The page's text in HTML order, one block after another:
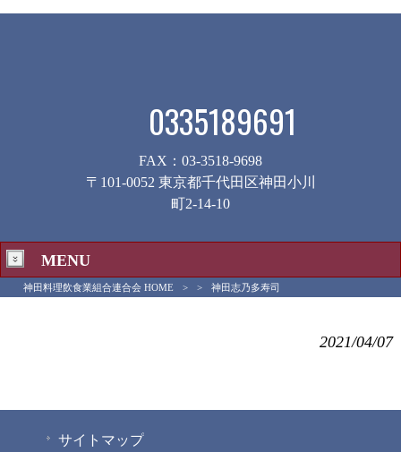
0335189691
FAX：03-3518-9698
〒101-0052 東京都千代田区神田小川
町2-14-10
MENU
神田料理飲食業組合連合会 HOME > > 神田志乃多寿司
2021/04/07
サイトマップ